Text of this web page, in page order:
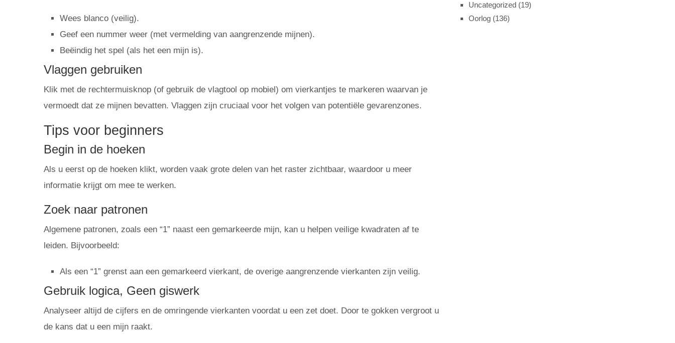
Wees blanco (veilig).
Geef een nummer weer (met vermelding van aangrenzende mijnen).
Beëindig het spel (als het een mijn is).
Vlaggen gebruiken
Klik met de rechtermuisknop (of gebruik de vlagtool op mobiel) om vierkantjes te markeren waarvan je
vermoedt dat ze mijnen bevatten. Vlaggen zijn cruciaal voor het volgen van potentiële gevarenzones.
Tips voor beginners
Begin in de hoeken
Als u eerst op de hoeken klikt, worden vaak grote delen van het raster zichtbaar, waardoor u meer
informatie krijgt om mee te werken.
Zoek naar patronen
Algemene patronen, zoals een “1” naast een gemarkeerde mijn, kan u helpen veilige kwadraten af ​​te
leiden. Bijvoorbeeld:
Als een “1” grenst aan een gemarkeerd vierkant, de overige aangrenzende vierkanten zijn veilig.
Gebruik logica, Geen giswerk
Analyseer altijd de cijfers en de omringende vierkanten voordat u een zet doet. Door te gokken vergroot u
de kans dat u een mijn raakt.
Uncategorized (19)
Oorlog (136)